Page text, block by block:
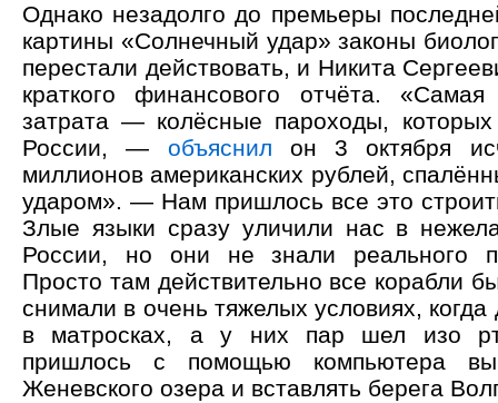
Однако незадолго до премьеры
картины «Солнечный удар» законы
перестали действовать, и Никита
краткого финансового отчёта.
затрата — колёсные пароходы,
России, — объяснил он 3 октября
миллионов американских рублей,
ударом». — Нам пришлось все это
Злые языки сразу уличили нас в
России, но они не знали реального
Просто там действительно все корабли
снимали в очень тяжелых условиях, когда
в матросках, а у них пар шел изо
пришлось с помощью компьютера
Женевского озера и вставлять берега